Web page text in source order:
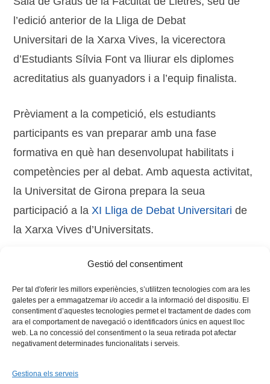
Gestió del consentiment
Per tal d'oferir les millors experiències, s’utilitzen tecnologies com ara les
galetes per a emmagatzemar i/o accedir a la informació del dispositiu. El
consentiment d’aquestes tecnologies permet el tractament de dades com
ara el comportament de navegació o identificadors únics en aquest lloc
web. La no concessió del consentiment o la seua retirada pot afectar
negativament determinades funcionalitats i serveis.
Gestiona els serveis
l’edició anterior de la Lliga de Debat
Universitari de la Xarxa Vives, la vicerectora
d’Estudiants Sílvia Font va lliurar els diplomes
acreditatius als guanyadors i a l’equip finalista.
Prèviament a la competició, els estudiants
participants es van preparar amb una fase
formativa en què han desenvolupat habilitats i
competències per al debat. Amb aquesta activitat,
la Universitat de Girona prepara la seua
participació a laXI Lliga de Debat Universitaride
la Xarxa Vives d’Universitats.
alumnes,competició,Lliga de Debat